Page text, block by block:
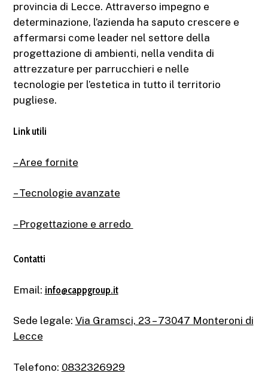
provincia di Lecce. Attraverso impegno e
determinazione, l’azienda ha saputo crescere e
affermarsi come leader nel settore della
progettazione di ambienti, nella vendita di
attrezzature per parrucchieri e nelle
tecnologie per l’estetica in tutto il territorio
pugliese.
Link utili
– Aree fornite
– Tecnologie avanzate
– Progettazione e arredo
Contatti
Email: info@cappgroup.it
Sede legale: Via Gramsci, 23 – 73047 Monteroni di
Lecce
Telefono: 0832326929